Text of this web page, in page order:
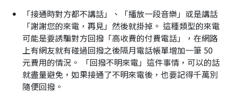
「接通時對方都不講話」、「播放一段音樂」或是講話
「謝謝您的來電，再見」然後就掛掉。 這種類型的來電
可能是要誘騙對方回撥「高收費的付費電話」，在網路
上有網友就有碰過回撥之後隔月電話帳單增加一筆 50
元費用的情況。 「回撥不明來電」這件事情，可以的話
就盡量避免，如果接通了不明來電後，也要記得千萬別
隨便回撥。